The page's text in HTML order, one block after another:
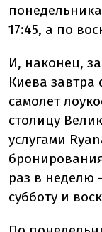
17:45, а по
И, наконец,
Киева завтра
самолет
столицу
услугами
раз в неделю
субботу и